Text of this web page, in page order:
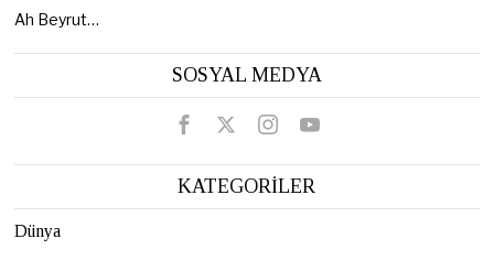
Ah Beyrut…
SOSYAL MEDYA
KATEGORİLER
Dünya